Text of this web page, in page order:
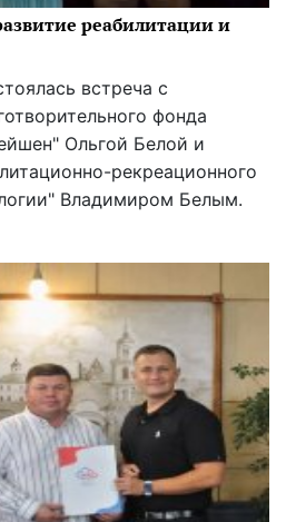
реабилитации и
встреча с
фонда
Ольгой Белой и
рекреационного
Владимиром Белым.